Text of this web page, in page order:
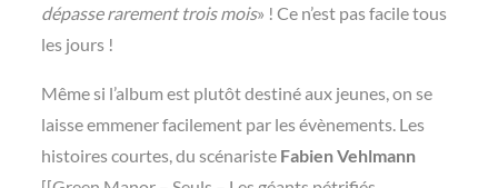
dépasse rarement trois mois» ! Ce n’est pas facile tous
les jours !
Même si l’album est plutôt destiné aux jeunes, on se
laisse emmener facilement par les évènements. Les
histoires courtes, du scénariste Fabien Vehlmann